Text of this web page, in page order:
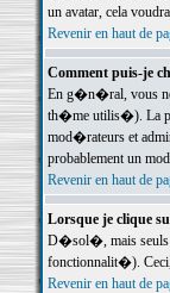
un avatar, cela
Revenir en haut de
Comment puis-je
En g�n�ral, vous ne
th�me utilis�). La
mod�rateurs et
probablement un
Revenir en haut de
Lorsque je clique
D�sol�, mais seuls
fonctionnalit�).
Revenir en haut de